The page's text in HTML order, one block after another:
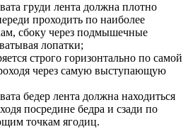
груди лента должна плотно
проходить по наиболее
сбоку через подмышечные
лопатки;
строго горизонтально по самой
через самую выступающую
бедер лента должна находиться
посредине бедра и сзади по
точкам ягодиц.